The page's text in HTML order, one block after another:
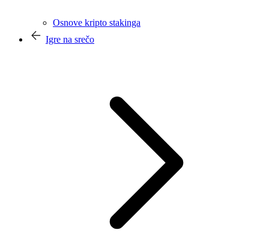
Osnove kripto stakinga
Igre na srečo